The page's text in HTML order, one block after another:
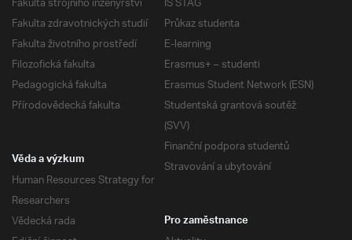
Fakulta zdravotnických studií
Fakulta životního prostředí
Filozofická fakulta
Pedagogická fakulta
Přírodovědecká fakulta
Průkaz studenta
E-learning
Erasmus+ – studenti
Erasmus Student Network (ESN)
Studentská grantová soutěž
(SVV)
Finanční podpora studentů
Stravování a ubytování
Věda a výzkum
Human Resources Strategy for
Researchers
Vědecká rada
Pro zaměstnance